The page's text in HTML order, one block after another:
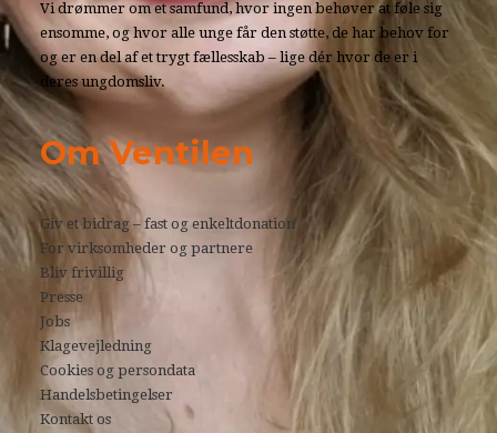
Vi drømmer om et samfund, hvor ingen behøver at føle sig
ensomme, og hvor alle unge får den støtte, de har behov for
og er en del af et trygt fællesskab – lige dér hvor de er i
deres ungdomsliv.
Om Ventilen
Giv et bidrag – fast og enkeltdonation
For virksomheder og partnere
Bliv frivillig
Presse
Jobs
Klagevejledning
Cookies og persondata
Handelsbetingelser
Kontakt os